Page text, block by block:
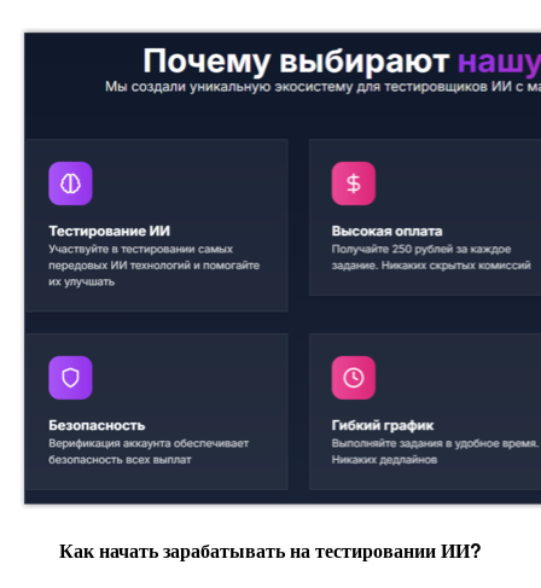
Как начать зарабатывать на тестировании ИИ?